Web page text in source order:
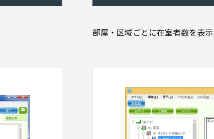
部屋・区域ごとに在室者数を表